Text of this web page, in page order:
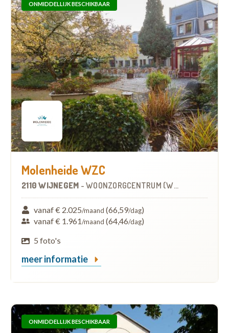
ONMIDDELLIJK BESCHIKBAAR
Molenheide WZC
2110 WIJNEGEM - WOONZORGCENTRUM (WZC)
vanaf € 2.025/maand (66,59/dag)
vanaf € 1.961/maand (64,46/dag)
5 foto's
meer informatie
ONMIDDELLIJK BESCHIKBAAR